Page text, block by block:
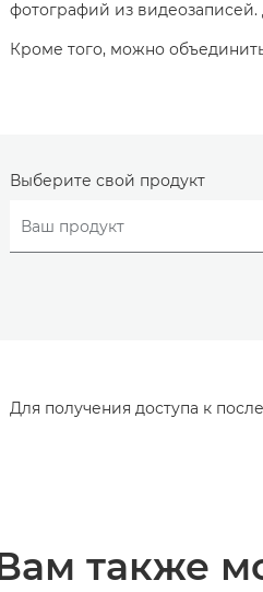
фотографий из
Кроме того, можно
Выберите свой продукт
Для получения доступа к
также